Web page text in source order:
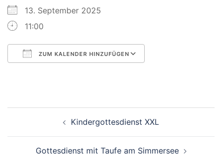
13. September 2025
11:00
ZUM KALENDER HINZUFÜGEN
Kindergottesdienst XXL
Gottesdienst mit Taufe am Simmersee